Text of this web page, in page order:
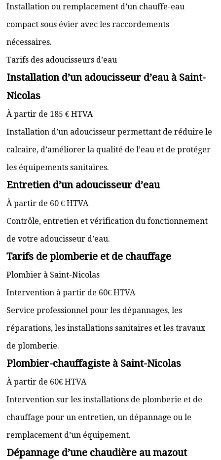
Installation ou remplacement d’un chauffe-eau
compact sous évier avec les raccordements
nécessaires.
Tarifs des adoucisseurs d’eau
Installation d’un adoucisseur d’eau à Saint-
Nicolas
À partir de 185 € HTVA
Installation d’un adoucisseur permettant de réduire le
calcaire, d’améliorer la qualité de l’eau et de protéger
les équipements sanitaires.
Entretien d’un adoucisseur d’eau
À partir de 60 € HTVA
Contrôle, entretien et vérification du fonctionnement
de votre adoucisseur d’eau.
Tarifs de plomberie et de chauffage
Plombier à Saint-Nicolas
Intervention à partir de 60€ HTVA
Service professionnel pour les dépannages, les
réparations, les installations sanitaires et les travaux
de plomberie.
Plombier-chauffagiste à Saint-Nicolas
À partir de 60€ HTVA
Intervention sur les installations de plomberie et de
chauffage pour un entretien, un dépannage ou le
remplacement d’un équipement.
Dépannage d’une chaudière au mazout